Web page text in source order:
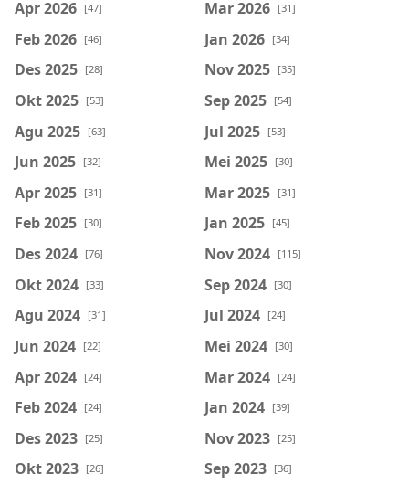
Apr 2026 [47] Mar 2026 [31]
Feb 2026 [46] Jan 2026 [34]
Des 2025 [28] Nov 2025 [35]
Okt 2025 [53] Sep 2025 [54]
Agu 2025 [63] Jul 2025 [53]
Jun 2025 [32] Mei 2025 [30]
Apr 2025 [31] Mar 2025 [31]
Feb 2025 [30] Jan 2025 [45]
Des 2024 [76] Nov 2024 [115]
Okt 2024 [33] Sep 2024 [30]
Agu 2024 [31] Jul 2024 [24]
Jun 2024 [22] Mei 2024 [30]
Apr 2024 [24] Mar 2024 [24]
Feb 2024 [24] Jan 2024 [39]
Des 2023 [25] Nov 2023 [25]
Okt 2023 [26] Sep 2023 [36]